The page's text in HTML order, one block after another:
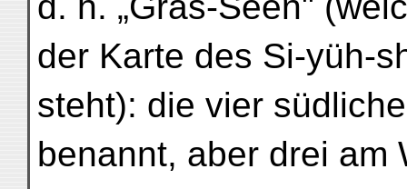
der Karte des Si-yüh-
steht): die vier
benannt, aber drei am